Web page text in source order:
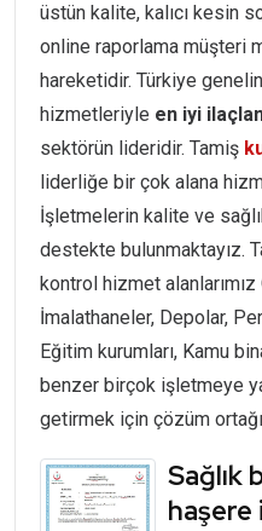
üstün kalite, kalıcı kesin
online raporlama müşteri
hareketidir. Türkiye
hizmetleriyle en iyi
sektörün lideridir. Tamiş
liderliğe bir çok alana
İşletmelerin kalite ve
destekte bulunmaktayız.
kontrol hizmet
İmalathaneler, Depolar,
Eğitim kurumları, Kamu
benzer birçok işletmeye
getirmek için çözüm
Sağlık
haşere